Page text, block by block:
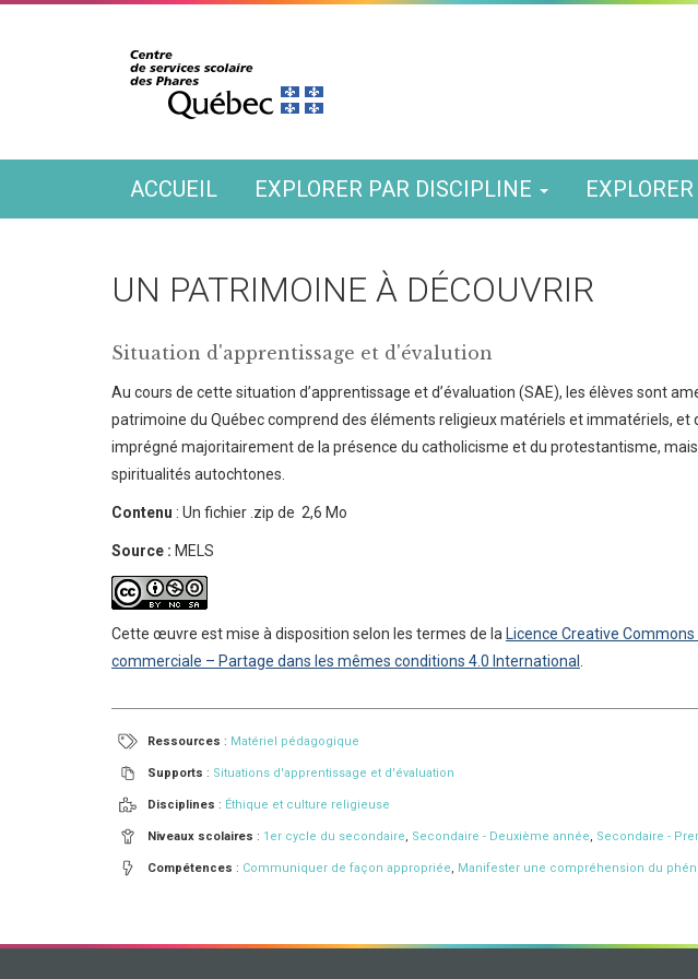
ACCUEIL EXPLORER PAR DISCIPLINE
UN PATRIMOINE À DÉCOUVRIR
Situation d'apprentissage et d'évalution
Au cours de cette situation d’apprentissage et d’évaluation (SAE), les élèves sont
patrimoine du Québec comprend des éléments religieux matériels et immatériels, et
imprégné majoritairement de la présence du catholicisme et du protestantisme,
spiritualités autochtones.
Contenu : Un fichier .zip de 2,6 Mo
Source : MELS
Cette œuvre est mise à disposition selon les termes de la Licence Creative
commerciale – Partage dans les mêmes conditions 4.0 International
Ressources : Matériel pédagogique
Supports : Situations d'apprentissage et d'évaluation
Disciplines : Éthique et culture religieuse
Niveaux scolaires : 1er cycle du secondaire, Secondaire - Deuxième année, Secondaire -
Compétences : Communiquer de façon appropriée, Manifester une compréhension du